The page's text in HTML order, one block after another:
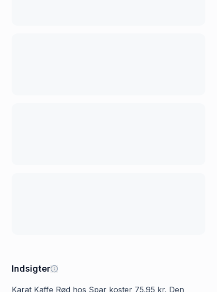
Indsigter
Karat Kaffe Rød hos Spar koster 75.95 kr. Den